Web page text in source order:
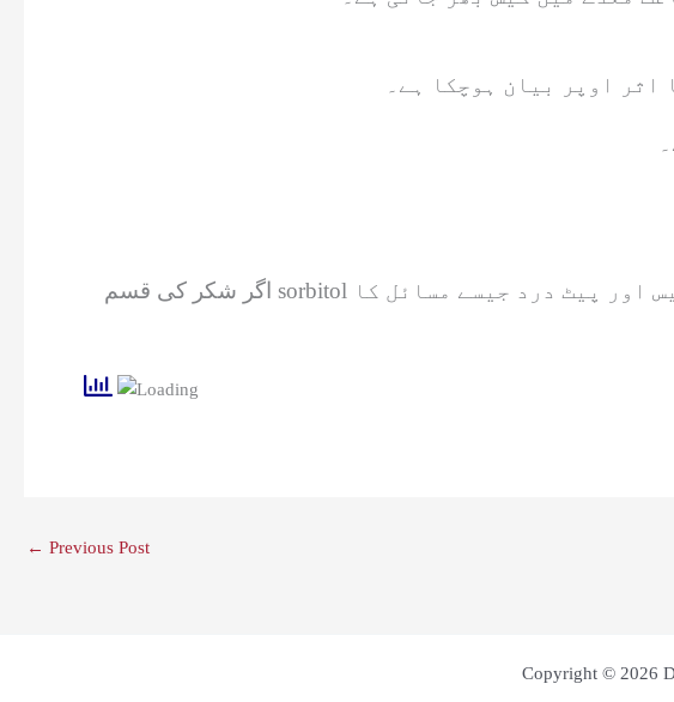
اوپر بیان ہوچکا ہے۔
اگر شکر کی قسم sorbitol کو ہضم کرنے میں مشکلات کا سامنا ہوتا ہے تو اس پھل کو کھانے سے پیٹ پھولنے، گیس اور پیٹ درد جیسے مسائل کا
← Previous Post
Copyright © 2026